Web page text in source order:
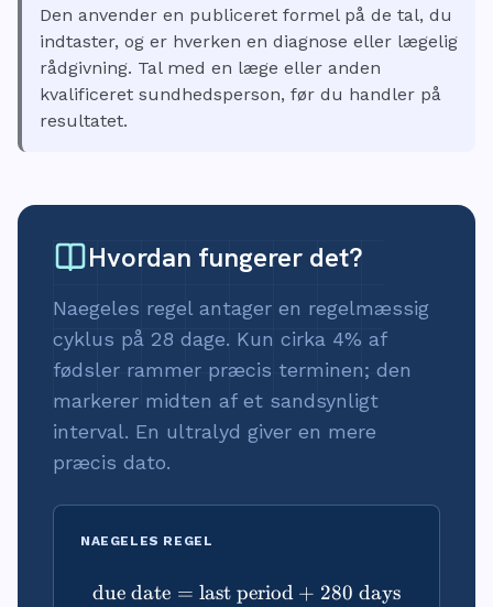
Den anvender en publiceret formel på de tal, du
indtaster, og er hverken en diagnose eller lægelig
rådgivning. Tal med en læge eller anden
kvalificeret sundhedsperson, før du handler på
resultatet.
Hvordan fungerer det?
Naegeles regel antager en regelmæssig
cyklus på 28 dage. Kun cirka 4% af
fødsler rammer præcis terminen; den
markerer midten af et sandsynligt
interval. En ultralyd giver en mere
præcis dato.
NAEGELES REGEL
\text{due date} =
due date = last period + 280 days